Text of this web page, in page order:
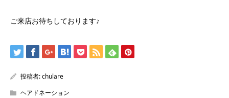
ご来店お待ちしております♪
投稿者:chulare
ヘアドネーション